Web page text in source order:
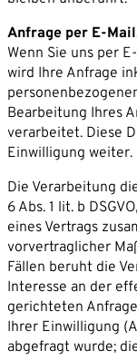
Anfrage per E-
Wenn Sie uns per
wird Ihre Anfrage
Bearbeitung Ihres
verarbeitet. Diese
Einwilligung weiter.
Die Verarbeitung
6 Abs. 1 lit. b
eines Vertrags
vorvertraglicher
Fällen beruht die
Interesse an der
gerichteten
Ihrer Einwilligung
abgefragt wurde;